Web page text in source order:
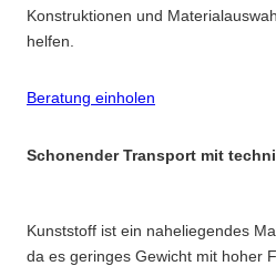
Konstruktionen und
helfen.
Beratung einholen
Schonender Transport mit
Kunststoff ist ein naheliegendes
da es geringes Gewicht mit hoher